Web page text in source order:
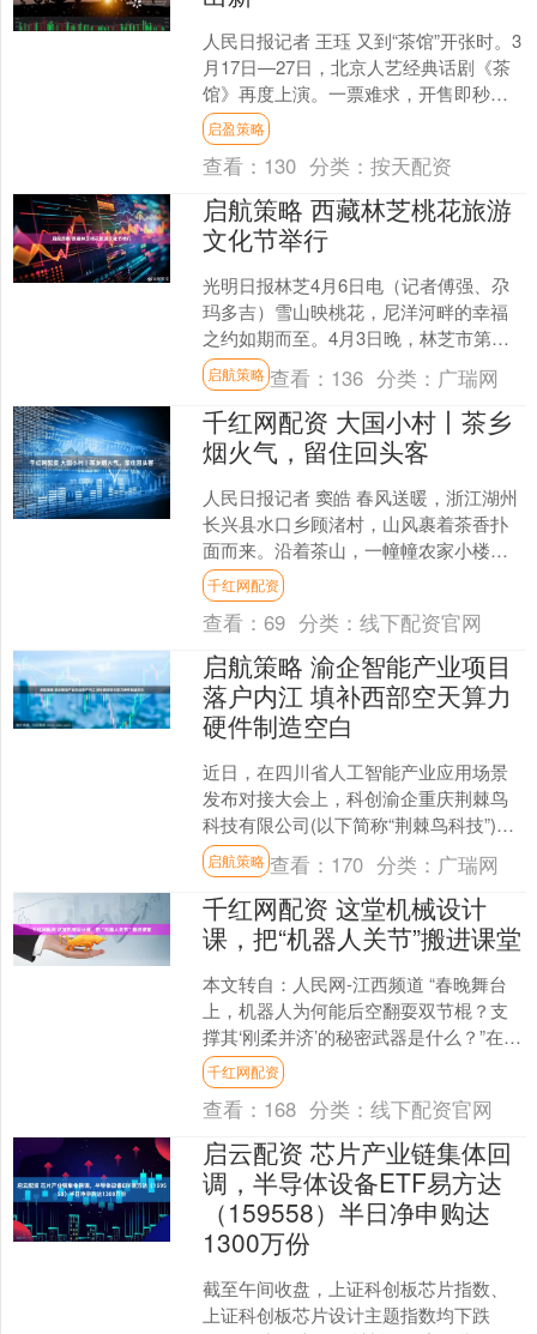
人民日报记者 王珏 又到“茶馆”开张时。3
月17日—27日，北京人艺经典话剧《茶
馆》再度上演。一票难求，开售即秒
空，《茶馆》的火热，成为今春舞台的
文化现象。 这....
启盈策略
查看： 130 分类：按天配资
启航策略 西藏林芝桃花旅游
文化节举行
光明日报林芝4月6日电（记者傅强、尕
玛多吉）雪山映桃花，尼洋河畔的幸福
之约如期而至。4月3日晚，林芝市第二
十三届桃花旅游文化节开幕式文艺演出
在西藏自治区林芝市工....
启航策略 查看： 136 分类： 广瑞网
千红网配资 大国小村丨茶乡
烟火气，留住回头客
人民日报记者 窦皓 春风送暖，浙江湖州
长兴县水口乡顾渚村，山风裹着茶香扑
面而来。沿着茶山，一幢幢农家小楼错
落有致。 进村的主干道上，沪、苏、浙
牌照的旅游大巴往来....
千红网配资
查看：69 分类：线下配资官网
启航策略 渝企智能产业项目
落户内江 填补西部空天算力
硬件制造空白
近日，在四川省人工智能产业应用场景
发布对接大会上，科创渝企重庆荆棘鸟
科技有限公司(以下简称“荆棘鸟科技”)与
内江高新区管委会达成签约，将投资2亿
元在当地建设智能....
启航策略 查看： 170 分类： 广瑞网
千红网配资 这堂机械设计
课，把“机器人关节”搬进课堂
本文转自：人民网-江西频道 “春晚舞台
上，机器人为何能后空翻耍双节棍？支
撑其‘刚柔并济’的秘密武器是什么？”在江
西理工大学《机械设计》课堂上，教师
常军然的一个提....
千红网配资
查看： 168 分类：线下配资官网
启云配资 芯片产业链集体回
调，半导体设备ETF易方达
（159558）半日净申购达
1300万份
截至午间收盘，上证科创板芯片指数、
上证科创板芯片设计主题指数均下跌